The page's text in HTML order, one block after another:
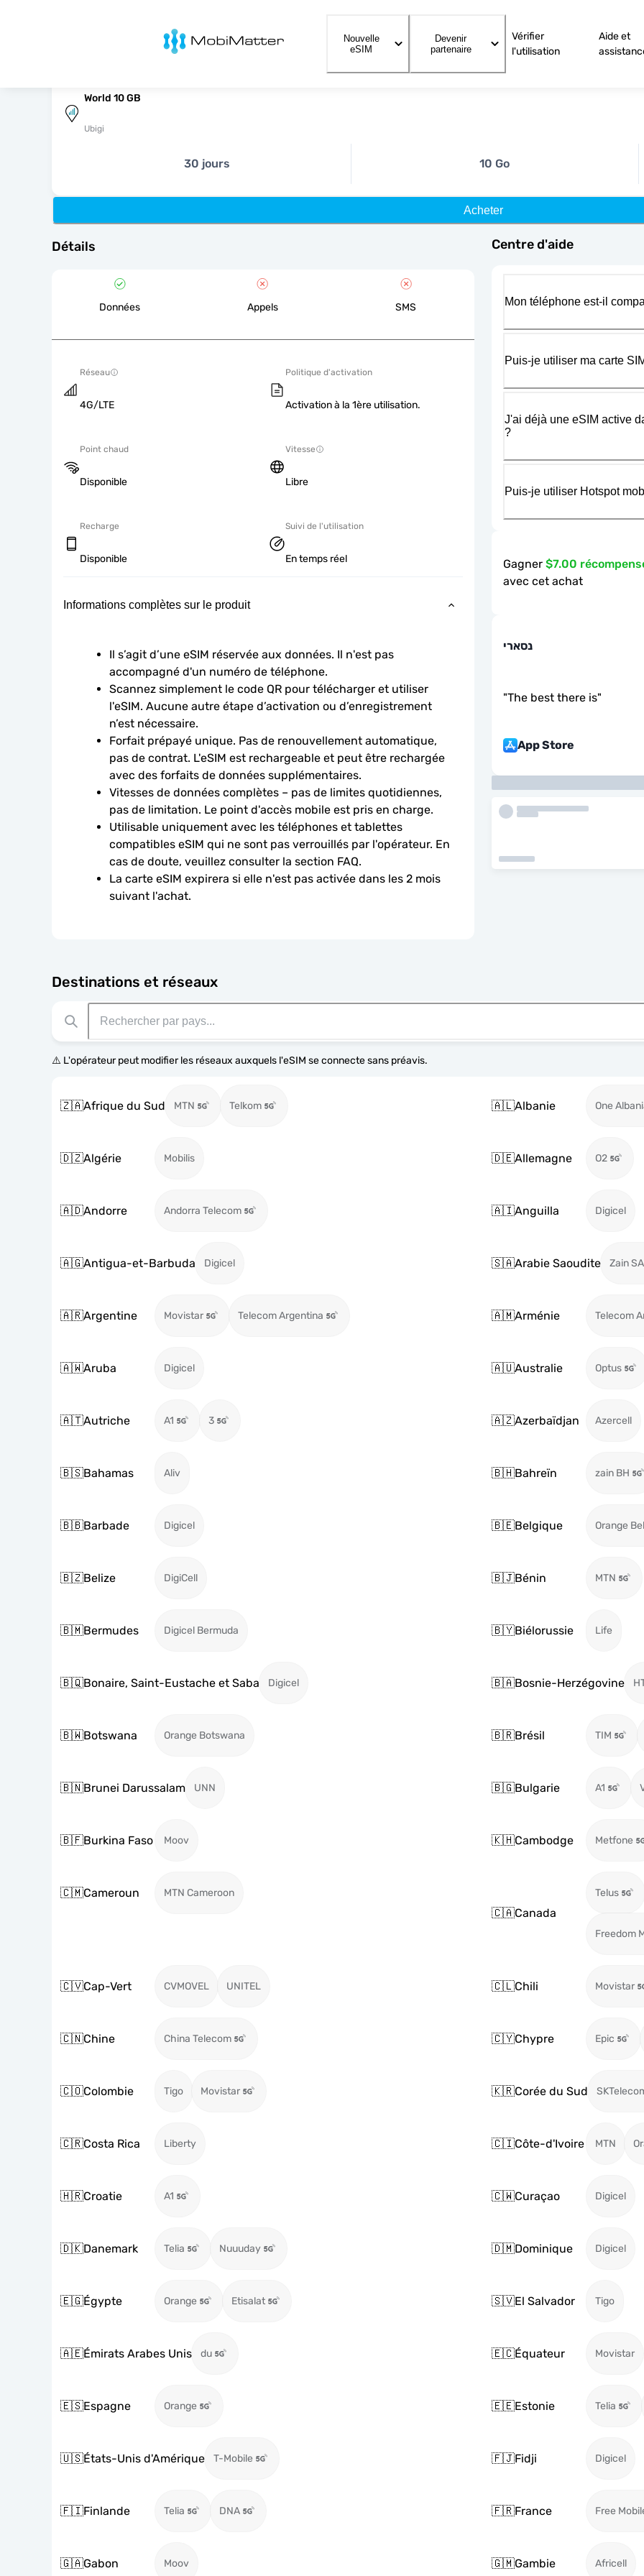
MobiMatter
Nouvelle
eSIM
Devenir
partenaire
Vérifier
l'utilisation
Aide et
World 10 GB
Ubigi
30 jours 10 Go
Acheter
Détails
Données Appels SMS
Réseau
4G/LTE
Politique d'activation
Activation à la 1ère utilisation.
Point chaud
Disponible
Vitesse
Libre
Recharge
Disponible
Suivi de l'utilisation
En temps réel
Informations complètes sur le produit
Il s’agit d’une eSIM réservée aux données. Il n'est pas
accompagné d'un numéro de téléphone.
Scannez simplement le code QR pour télécharger et utiliser
l'eSIM. Aucune autre étape d’activation ou d’enregistrement
n’est nécessaire.
Forfait prépayé unique. Pas de renouvellement automatique,
pas de contrat. L'eSIM est rechargeable et peut être rechargée
avec des forfaits de données supplémentaires.
Vitesses de données complètes – pas de limites quotidiennes,
pas de limitation. Le point d'accès mobile est pris en charge.
Utilisable uniquement avec les téléphones et tablettes
compatibles eSIM qui ne sont pas verrouillés par l'opérateur. En
cas de doute, veuillez consulter la section FAQ.
La carte eSIM expirera si elle n'est pas activée dans les 2 mois
suivant l'achat.
Destinations et réseaux
⚠️ L'opérateur peut modifier les réseaux auxquels l'eSIM se connecte sans préavis.
🇿🇦Afrique du Sud MTN Telkom 🇦🇱Albanie One
🇩🇿Algérie Mobilis 🇩🇪Allemagne O2
🇦🇩Andorre Andorra Telecom 🇦🇮Anguilla Digicel
🇦🇬Antigua-et-Barbuda Digicel 🇸🇦Arabie Saoudite Zain SA
🇦🇷Argentine Movistar Telecom Argentina 🇦🇲Arménie Telecom
🇦🇼Aruba Digicel 🇦🇺Australie Optus
🇦🇹Autriche A1 3 🇦🇿Azerbaïdjan Azercell
🇧🇸Bahamas Aliv 🇧🇭Bahreïn zain BH
🇧🇧Barbade Digicel 🇧🇪Belgique Orange
🇧🇿Belize DigiCell 🇧🇯Bénin MTN
🇧🇲Bermudes Digicel Bermuda 🇧🇾Biélorussie Life
🇧🇶Bonaire, Saint-Eustache et Saba Digicel 🇧🇦Bosnie-Herzégovine
🇧🇼Botswana Orange Botswana 🇧🇷Brésil TIM
🇧🇳Brunei Darussalam UNN 🇧🇬Bulgarie A1
🇧🇫Burkina Faso Moov 🇰🇭Cambodge Metfone
🇨🇲Cameroun MTN Cameroon
🇨🇦Canada
Telus
Freedom
🇨🇻Cap-Vert CVMOVEL UNITEL 🇨🇱Chili Movistar
🇨🇳Chine China Telecom 🇨🇾Chypre Epic
🇨🇴Colombie Tigo Movistar 🇰🇷Corée du Sud
🇨🇷Costa Rica Liberty 🇨🇮Côte-d'Ivoire MTN
🇭🇷Croatie A1 🇨🇼Curaçao Digicel
🇩🇰Danemark Telia Nuuuday 🇩🇲Dominique Digicel
🇪🇬Égypte Orange Etisalat 🇸🇻El Salvador Tigo
🇦🇪Émirats Arabes Unis du 🇪🇨Équateur Movistar
🇪🇸Espagne Orange 🇪🇪Estonie Telia
🇺🇸États-Unis d'Amérique T-Mobile 🇫🇯Fidji Digicel
🇫🇮Finlande Telia DNA 🇫🇷France Free
🇬🇦Gabon Moov 🇬🇲Gambie Africell
Centre d'aide
Mon téléphone est-il
Puis-je utiliser ma carte
J'ai déjà une eSIM active
?
Puis-je utiliser Hotspot
Gagner $7.00
avec cet achat
נסארי
"The best there is"
App Store